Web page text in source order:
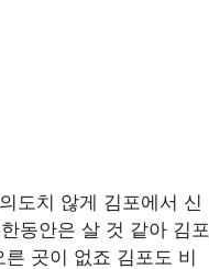
도치 않게 김포에서 신
동안은 살 것 같아 김포
곳이 없죠 김포도 비